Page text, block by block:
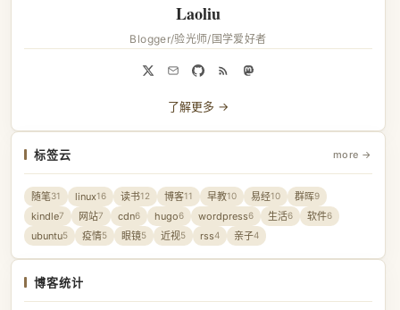
Laoliu
Blogger/验光师/国学爱好者
了解更多 →
标签云 more →
随笔31 linux16 读书12 博客11 早教10 易经10 群晖9
kindle7 网站7 cdn6 hugo6 wordpress6 生活6 软件6
ubuntu5 疫情5 眼镜5 近视5 rss4 亲子4
博客统计